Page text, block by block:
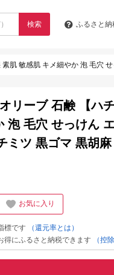
検索 ふるさと納
毛穴 せっけん エキストラバージン オリ
リーブ 石鹸 【ハ
泡 毛穴 せっけん
ミツ 黒ゴマ 黒胡
お気に入り
標です
（還元率とは）
にふるさと納税できます
（控